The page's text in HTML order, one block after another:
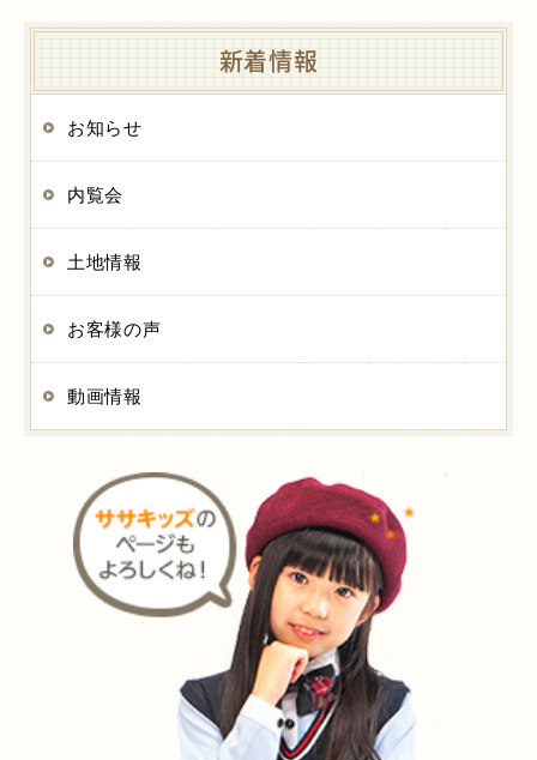
新着情報
お知らせ
内覧会
土地情報
お客様の声
動画情報